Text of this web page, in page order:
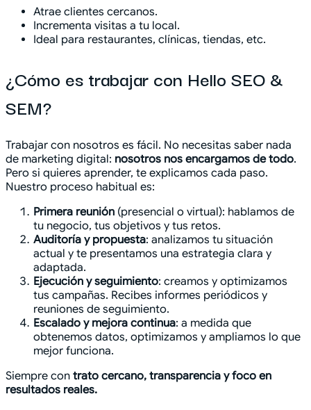
Atrae clientes cercanos.
Incrementa visitas a tu local.
Ideal para restaurantes, clínicas, tiendas, etc.
¿Cómo es trabajar con Hello SEO &
SEM?
Trabajar con nosotros es fácil. No necesitas saber nada
de marketing digital: nosotros nos encargamos de todo.
Pero si quieres aprender, te explicamos cada paso.
Nuestro proceso habitual es:
Primera reunión (presencial o virtual): hablamos de
tu negocio, tus objetivos y tus retos.
Auditoría y propuesta: analizamos tu situación
actual y te presentamos una estrategia clara y
adaptada.
Ejecución y seguimiento: creamos y optimizamos
tus campañas. Recibes informes periódicos y
reuniones de seguimiento.
Escalado y mejora continua: a medida que
obtenemos datos, optimizamos y ampliamos lo que
mejor funciona.
Siempre con trato cercano, transparencia y foco en
resultados reales.